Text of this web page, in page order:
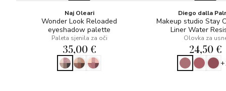
Naj Oleari
Wonder Look Reloaded
eyeshadow palette
Paleta sjenila za oči
35,00 €
Diego dalla
Makeup studio Stay
Liner Water
Olovka za
24,50 €